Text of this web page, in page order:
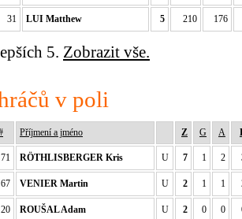
31 LUI Matthew 5 210 176
5. Zobrazit vše.
v poli
Příjmení a jméno Z G A
71 RÖTHLISBERGER Kris U 7 1 2
67 VENIER Martin U 2 1 1
20 ROUŠAL Adam U 2 0 0